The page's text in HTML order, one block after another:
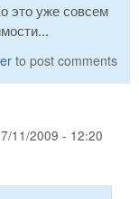
это уже совсем
to post comments
11/2009 - 12:20